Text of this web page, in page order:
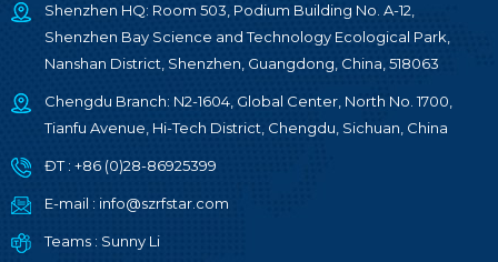
Shenzhen HQ: Room 503, Podium Building No. A-12,
Shenzhen Bay Science and Technology Ecological Park,
Nanshan District, Shenzhen, Guangdong, China, 518063
Chengdu Branch: N2-1604, Global Center, North No. 1700,
Tianfu Avenue, Hi-Tech District, Chengdu, Sichuan, China
ĐT : +86 (0)28-86925399
E-mail : info@szrfstar.com
Teams : Sunny Li